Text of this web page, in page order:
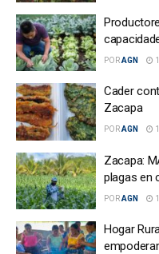
PORAGN
Cader
Zacapa
PORAGN
Zacapa:
plagas en
PORAGN
Hogar